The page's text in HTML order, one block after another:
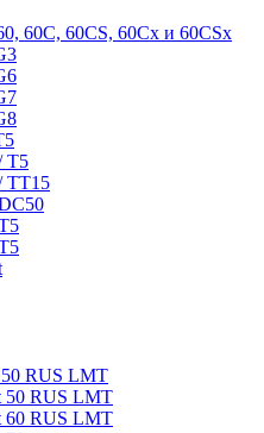
60C, 60CS, 60Cx и 60CSx
T5
TT15
RUS LMT
50 RUS LMT
60 RUS LMT